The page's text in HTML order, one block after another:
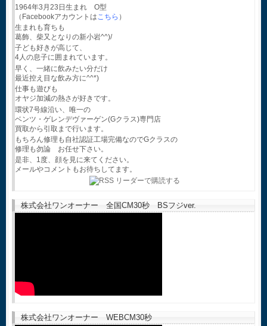
1964年3月23日生まれ O型
（Facebookアカウントは こちら ）
生まれも育ちも
葛飾、柴又となりの新小岩^^)/
子ども好きが高じて、
4人の息子に囲まれています。
早く、一緒に飲みたい分だけ
最近控え目な飲み方に^^*)
仕事も遊びも
オヤジ加減の熱さが好きです。
環状7号線沿い、唯一の
ベンツ・ゲレンデヴァーゲン(Gクラス)専門店
買取から引取まで行います。
もちろん修理も自社認証工場完備なのでGクラスの
修理も勿論 お任せ下さい。
是非、1度、顔を見に来てください。
メールやコメントもお待ちしてます。
株式会社ワンオーナー 全国CM30秒 BSフジver.
株式会社ワンオーナー WEBCM30秒